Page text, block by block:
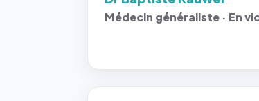
Médecin généraliste · En